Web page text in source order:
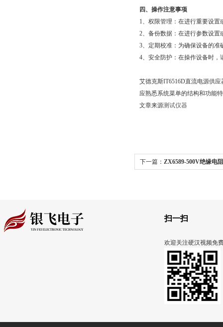
四、操作注意事项
1、权限管理：在进行重
2、备份数据：在进行参数设
3、定期校准：为确保设备的
4、安全防护：在操作设备时
艾德克斯IT6516D直流电源供应
应熟悉系统菜单的结构和功能特
文章来源测试仪器
下一篇： ZX6589-500V绝缘电
扫一扫
欢迎关注硬汉视频免